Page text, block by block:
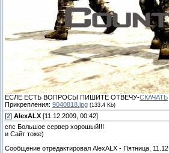
ЕСЛЕ ЕСТЬ ВОПРОСЫ ПИШИТЕ ОТВЕЧУ-СКАЧАТЬ
Прикрепления: 9040818.jpg (133.4 Kb)
[2] AlexALX [11.12.2009, 00:42]
спс Большое сервер хорошый!!!
и Сайт тоже)
Сообщение отредактировал AlexALX - Пятница,